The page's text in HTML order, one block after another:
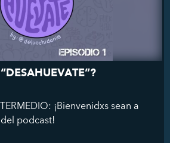
¡Bienvenidxs sean a
podcast!